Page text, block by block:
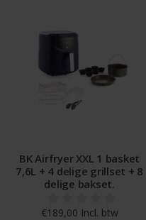
BK Airfryer XXL 1 basket
7,6L + 4 delige grillset + 8
delige bakset.
€189,00 Incl. btw